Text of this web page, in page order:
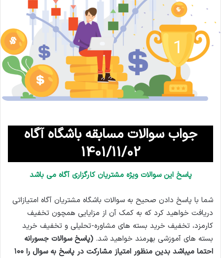
جواب سوالات مسابقه باشگاه آگاه
1401/11/02
پاسخ این سوالات ویژه مشتریان کارگزاری آگاه می باشد
شما با پاسخ دادن صحیح به سوالات باشگاه مشتریان آگاه امتیازاتی
دریافت خواهید کرد که به کمک آن از مزایایی همچون تخفیف
کارمزد، تخفیف خرید بسته های مشاوره-تحلیلی و تخفیف خرید
بسته های آموزشی بهرمند خواهید شد. (پاسخ سوالات جسورانه
احتما میباشد بدین منظور امتیاز مشارکت در پاسخ به سوال را ۱۰۰